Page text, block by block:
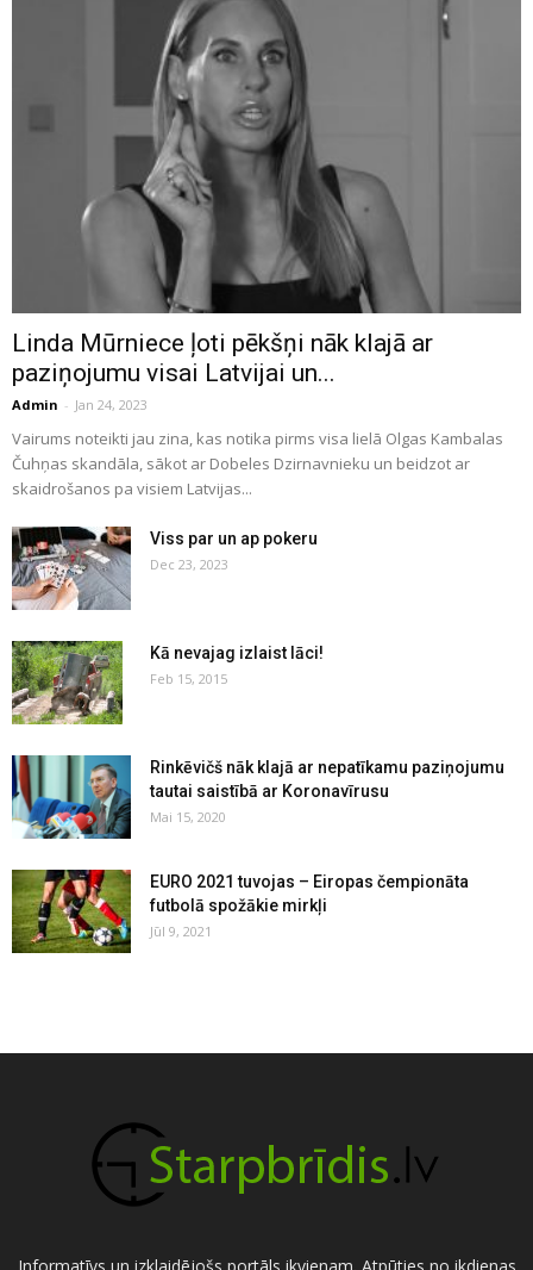
Linda Mūrniece ļoti pēkšņi nāk klajā ar
paziņojumu visai Latvijai un...
Admin - Jan 24, 2023
Vairums noteikti jau zina, kas notika pirms visa lielā Olgas Kambalas
Čuhņas skandāla, sākot ar Dobeles Dzirnavnieku un beidzot ar
skaidrošanos pa visiem Latvijas...
Viss par un ap pokeru
Dec 23, 2023
Kā nevajag izlaist lāci!
Feb 15, 2015
Rinkēvičš nāk klajā ar nepatīkamu paziņojumu
tautai saistībā ar Koronavīrusu
Mai 15, 2020
EURO 2021 tuvojas – Eiropas čempionāta
futbolā spožākie mirkļi
Jūl 9, 2021
Informatīvs un izklaidējošs portāls ikvienam. Atpūties no ikdienas